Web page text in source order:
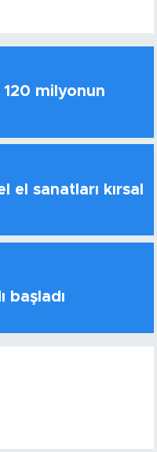
milyonun
sanatları kırsal
başladı